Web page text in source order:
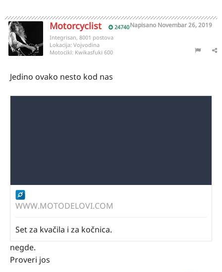
Motorcyclist 24740Napisano Novembar 26, 2019
Integrisan, 8001 postova
Lokacija: Vojvodina
Motocikl: Kwikasfuki 600
Jedino ovako nesto kod nas
WWW.MOTODELOVI.COM
Set za kvačila i za kočnica.
negde.
Proveri jos